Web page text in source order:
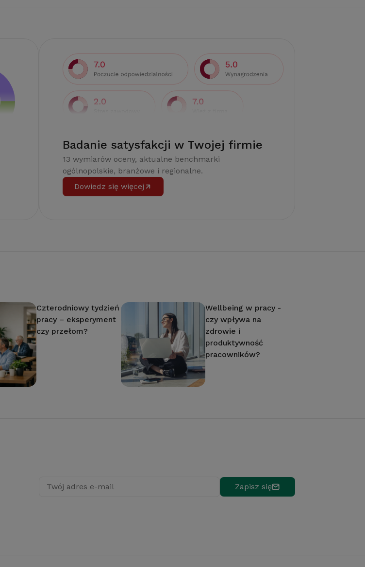
Badanie satysfakcji w Twojej firmie
13 wymiarów oceny, aktualne benchmarki
ogólnopolskie, branżowe i regionalne.
Dowiedz się więcej
Czterodniowy tydzień
pracy – eksperyment
czy przełom?
Wellbeing w pracy -
czy wpływa na
zdrowie i
produktywność
pracowników?
Twój adres e-mail Zapisz się